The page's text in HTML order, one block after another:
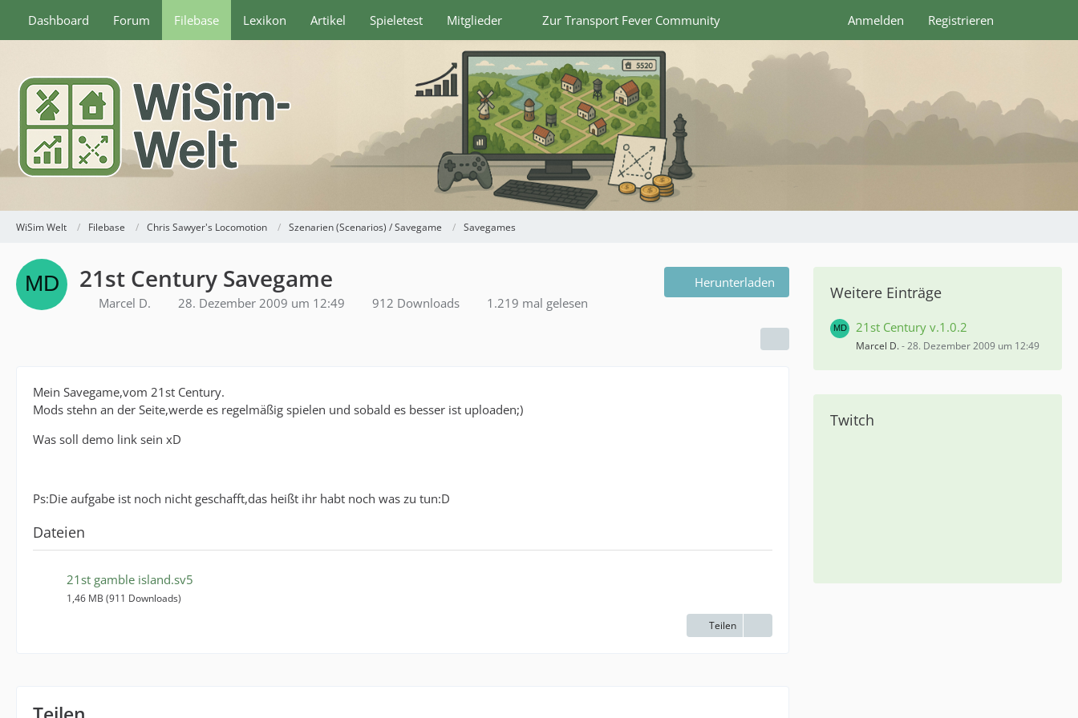
Dashboard Forum Filebase Lexikon Artikel Spieletest Mitglieder Zur Transport Fever Community Anmelden Registrieren
WiSim Welt Filebase Chris Sawyer's Locomotion Szenarien (Scenarios) / Savegame Savegames
21st Century Savegame
Marcel D. 28. Dezember 2009 um 12:49 912 Downloads 1.219 mal gelesen
Herunterladen
Mein Savegame,vom 21st Century.
Mods stehn an der Seite,werde es regelmäßig spielen und sobald es besser ist uploaden;)
Was soll demo link sein xD
Ps:Die aufgabe ist noch nicht geschafft,das heißt ihr habt noch was zu tun:D
Dateien
21st gamble island.sv5
1,46 MB (911 Downloads)
Teilen
Weitere Einträge
21st Century v.1.0.2
Marcel D.-28. Dezember 2009 um 12:49
Twitch